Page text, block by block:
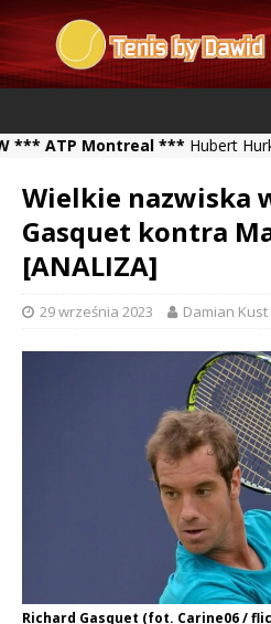
Montreal ***Hubert Hurkacz
Wielkie nazwiska
Gasquet kontra
[ANALIZA]
29 września 2023 Damian Kust
Richard Gasquet (fot. Carine06 /